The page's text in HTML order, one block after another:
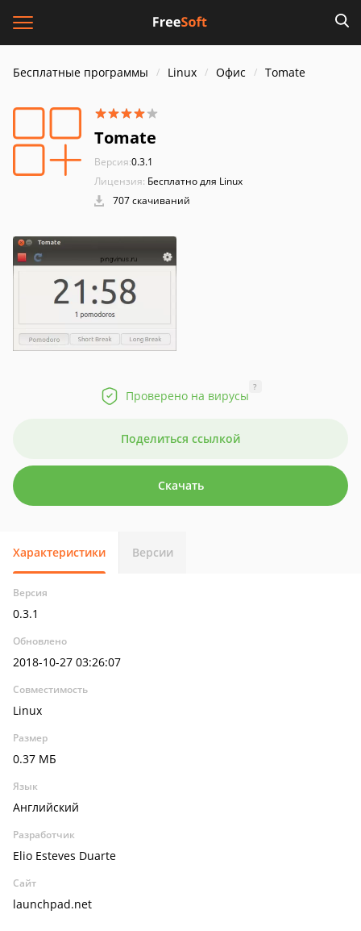
Бесплатные программы Linux Офис Tomate
Tomate
Версия:0.3.1
Лицензия: Бесплатно для Linux
707 скачиваний
Проверено на вирусы
?
Поделиться ссылкой
Скачать
Характеристики Версии
Версия
0.3.1
Обновлено
2018-10-27 03:26:07
Совместимость
Linux
Размер
0.37 МБ
Язык
Английский
Разработчик
Elio Esteves Duarte
Сайт
launchpad.net